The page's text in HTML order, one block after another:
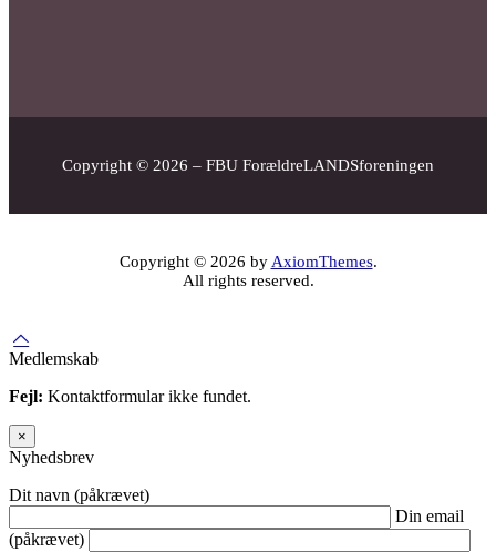
Copyright © 2026 – FBU ForældreLANDSforeningen
Copyright © 2026 by AxiomThemes.
All rights reserved.
Medlemskab
Fejl: Kontaktformular ikke fundet.
×
Nyhedsbrev
Dit navn (påkrævet)
Din email
(påkrævet)